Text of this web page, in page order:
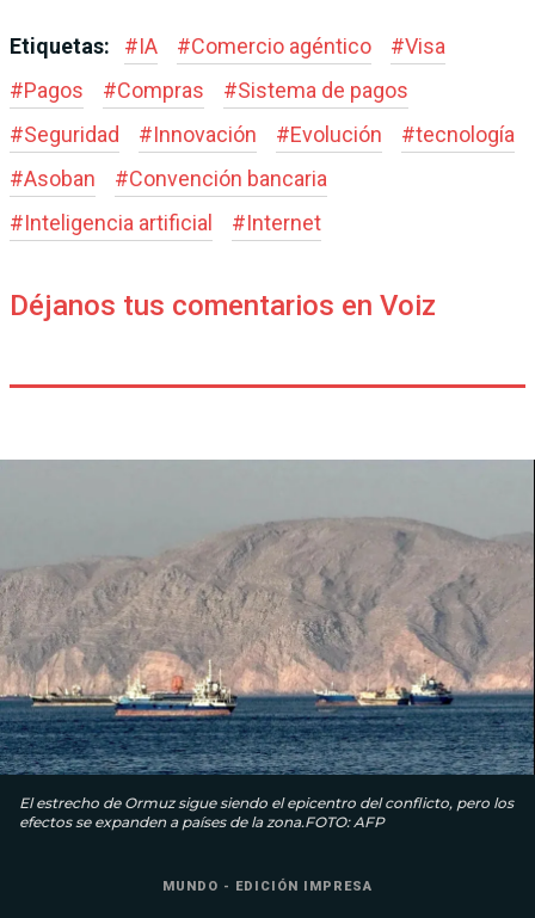
Etiquetas: #IA #Comercio agéntico #Visa
#Pagos #Compras #Sistema de pagos
#Seguridad #Innovación #Evolución #tecnología
#Asoban #Convención bancaria
#Inteligencia artificial #Internet
Déjanos tus comentarios en Voiz
El estrecho de Ormuz sigue siendo el epicentro del conflicto, pero los
efectos se expanden a países de la zona.FOTO: AFP
MUNDO - EDICIÓN IMPRESA